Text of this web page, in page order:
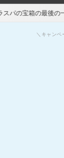
一個が見つからない
＼キャンペ